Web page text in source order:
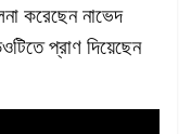
করেছেন নাভেদ
প্রাণ দিয়েছেন